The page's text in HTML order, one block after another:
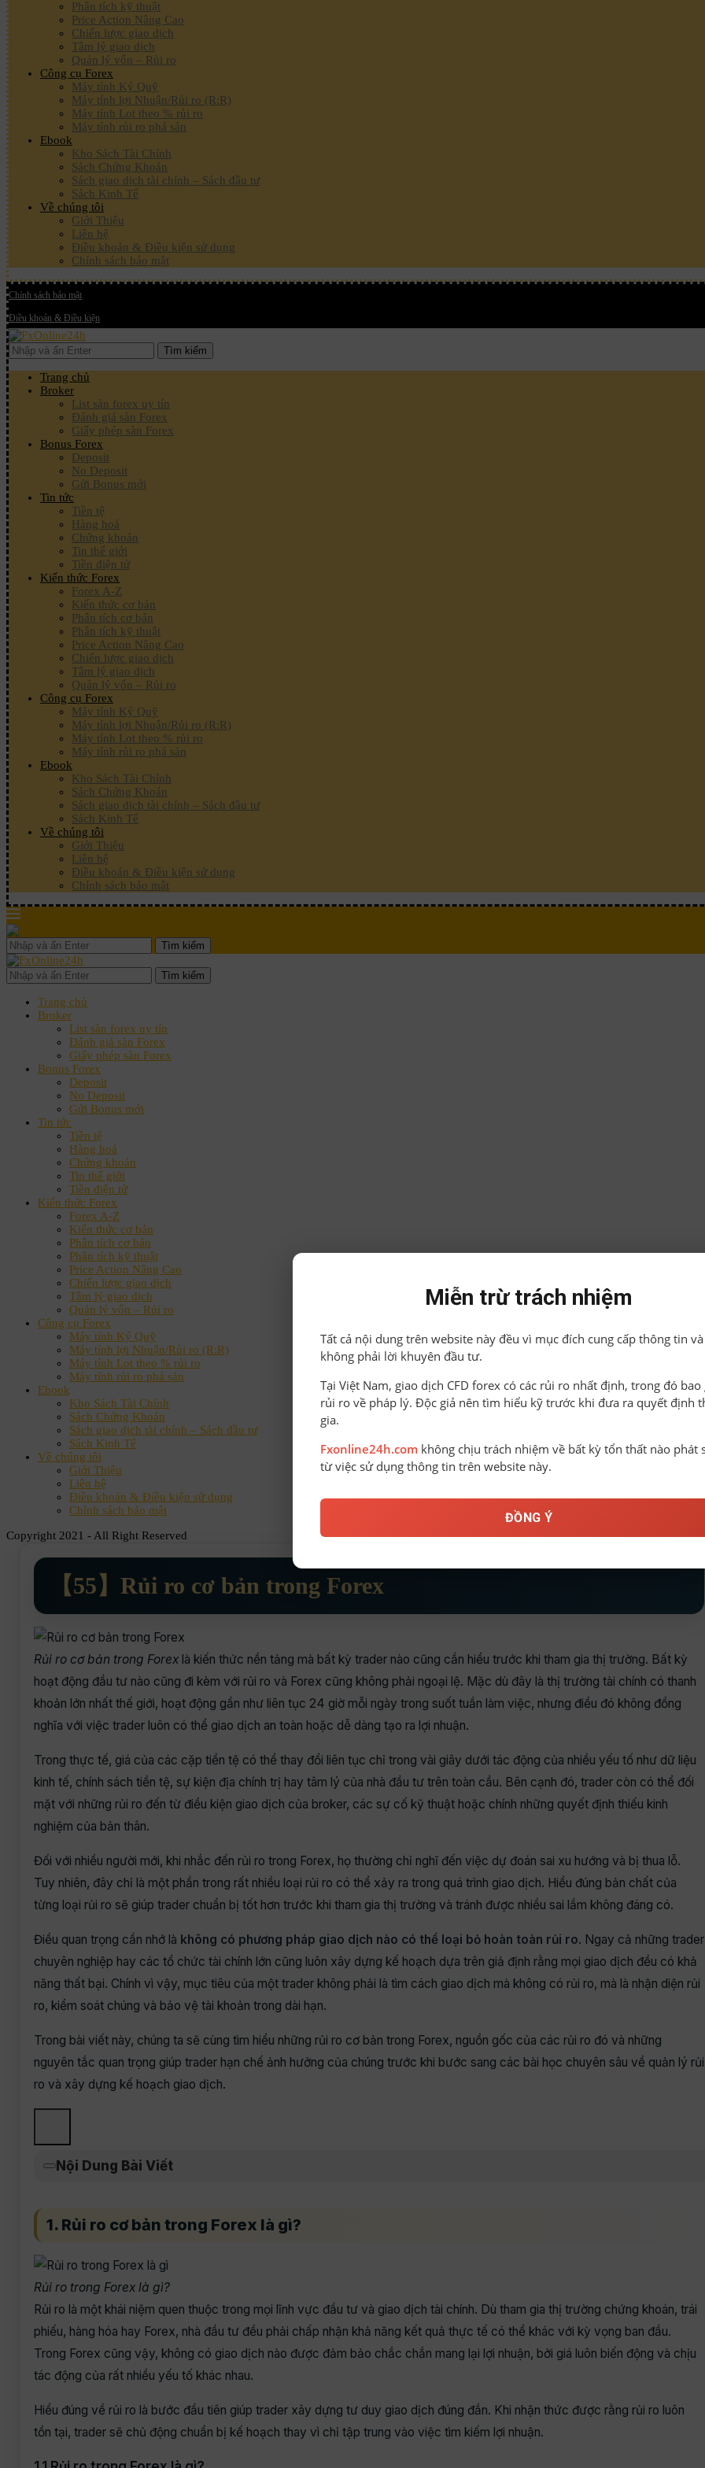
Phân tích kỹ thuật
Price Action Nâng Cao
Chiến lược giao dịch
Tâm lý giao dịch
Quản lý vốn – Rủi ro
Công cụ Forex
Máy tính Ký Quỹ
Máy tính lợi Nhuận/Rủi ro (R:R)
Máy tính Lot theo % rủi ro
Máy tính rủi ro phá sản
Ebook
Kho Sách Tài Chính
Sách Chứng Khoán
Sách giao dịch tài chính – Sách đầu tư
Sách Kinh Tế
Về chúng tôi
Giới Thiệu
Liên hệ
Điều khoản & Điều kiện sử dụng
Chính sách bảo mật
Chính sách bảo mật
Điều khoản & Điều kiện
Tìm kiếm
Trang chủ
Broker
List sàn forex uy tín
Đánh giá sàn Forex
Giấy phép sàn Forex
Bonus Forex
Deposit
No Deposit
Gửi Bonus mới
Tin tức
Tiền tệ
Hàng hoá
Chứng khoán
Tin thế giới
Tiền điện tử
Kiến thức Forex
Forex A-Z
Kiến thức cơ bản
Phân tích cơ bản
Phân tích kỹ thuật
Price Action Nâng Cao
Chiến lược giao dịch
Tâm lý giao dịch
Quản lý vốn – Rủi ro
Công cụ Forex
Máy tính Ký Quỹ
Máy tính lợi Nhuận/Rủi ro (R:R)
Máy tính Lot theo % rủi ro
Máy tính rủi ro phá sản
Ebook
Kho Sách Tài Chính
Sách Chứng Khoán
Sách giao dịch tài chính – Sách đầu tư
Sách Kinh Tế
Về chúng tôi
Giới Thiệu
Liên hệ
Điều khoản & Điều kiện sử dụng
Chính sách bảo mật
Tìm kiếm
Tìm kiếm
Trang chủ
Broker
List sàn forex uy tín
Đánh giá sàn Forex
Giấy phép sàn Forex
Bonus Forex
Deposit
No Deposit
Gửi Bonus mới
Tin tức
Tiền tệ
Hàng hoá
Chứng khoán
Tin thế giới
Tiền điện tử
Kiến thức Forex
Forex A-Z
Kiến thức cơ bản
Phân tích cơ bản
Phân tích kỹ thuật
Price Action Nâng Cao
Chiến lược giao dịch
Tâm lý giao dịch
Quản lý vốn – Rủi ro
Công cụ Forex
Máy tính Ký Quỹ
Máy tính lợi Nhuận/Rủi ro (R:R)
Máy tính Lot theo % rủi ro
Máy tính rủi ro phá sản
Ebook
Kho Sách Tài Chính
Sách Chứng Khoán
Sách giao dịch tài chính – Sách đầu tư
Sách Kinh Tế
Về chúng tôi
Giới Thiệu
Liên hệ
Điều khoản & Điều kiện sử dụng
Chính sách bảo mật
Copyright 2021 - All Right Reserved
【55】Rủi ro cơ bản trong Forex
Rủi ro cơ bản trong Forex là kiến thức nền tảng mà bất kỳ trader nào cũng cần hiểu trước khi tham gia thị trường. Bất kỳ
hoạt động đầu tư nào cũng đi kèm với rủi ro và Forex cũng không phải ngoại lệ. Mặc dù đây là thị trường tài chính có thanh
khoản lớn nhất thế giới, hoạt động gần như liên tục 24 giờ mỗi ngày trong suốt tuần làm việc, nhưng điều đó không đồng
nghĩa với việc trader luôn có thể giao dịch an toàn hoặc dễ dàng tạo ra lợi nhuận.
Trong thực tế, giá của các cặp tiền tệ có thể thay đổi liên tục chỉ trong vài giây dưới tác động của nhiều yếu tố như dữ liệu
kinh tế, chính sách tiền tệ, sự kiện địa chính trị hay tâm lý của nhà đầu tư trên toàn cầu. Bên cạnh đó, trader còn có thể đối
mặt với những rủi ro đến từ điều kiện giao dịch của broker, các sự cố kỹ thuật hoặc chính những quyết định thiếu kinh
nghiệm của bản thân.
Đối với nhiều người mới, khi nhắc đến rủi ro trong Forex, họ thường chỉ nghĩ đến việc dự đoán sai xu hướng và bị thua lỗ.
Tuy nhiên, đây chỉ là một phần trong rất nhiều loại rủi ro có thể xảy ra trong quá trình giao dịch. Hiểu đúng bản chất của
từng loại rủi ro sẽ giúp trader chuẩn bị tốt hơn trước khi tham gia thị trường và tránh được nhiều sai lầm không đáng có.
Điều quan trọng cần nhớ là không có phương pháp giao dịch nào có thể loại bỏ hoàn toàn rủi ro. Ngay cả những trader
chuyên nghiệp hay các tổ chức tài chính lớn cũng luôn xây dựng kế hoạch dựa trên giả định rằng mọi giao dịch đều có khả
năng thất bại. Chính vì vậy, mục tiêu của một trader không phải là tìm cách giao dịch mà không có rủi ro, mà là nhận diện rủi
ro, kiểm soát chúng và bảo vệ tài khoản trong dài hạn.
Trong bài viết này, chúng ta sẽ cùng tìm hiểu những rủi ro cơ bản trong Forex, nguồn gốc của các rủi ro đó và những
nguyên tắc quan trọng giúp trader hạn chế ảnh hưởng của chúng trước khi bước sang các bài học chuyên sâu về quản lý rủi
ro và xây dựng kế hoạch giao dịch.
Nội Dung Bài Viết
1. Rủi ro cơ bản trong Forex là gì?
Rủi ro trong Forex là gì?
Rủi ro là một khái niệm quen thuộc trong mọi lĩnh vực đầu tư và giao dịch tài chính. Dù tham gia thị trường chứng khoán, trái
phiếu, hàng hóa hay Forex, nhà đầu tư đều phải chấp nhận khả năng kết quả thực tế có thể khác với kỳ vọng ban đầu.
Trong Forex cũng vậy, không có giao dịch nào được đảm bảo chắc chắn mang lại lợi nhuận, bởi giá luôn biến động và chịu
tác động của rất nhiều yếu tố khác nhau.
Hiểu đúng về rủi ro là bước đầu tiên giúp trader xây dựng tư duy giao dịch đúng đắn. Khi nhận thức được rằng rủi ro luôn
tồn tại, trader sẽ chủ động chuẩn bị kế hoạch thay vì chỉ tập trung vào việc tìm kiếm lợi nhuận.
Miễn trừ trách nhiệm
Tất cả nội dung trên website này đều vì mục đích cung cấp thông tin và
không phải lời khuyên đầu tư.
Tại Việt Nam, giao dịch CFD forex có các rủi ro nhất định, trong đó bao
rủi ro về pháp lý. Độc giả nên tìm hiểu kỹ trước khi đưa ra quyết định
gia.
Fxonline24h.com không chịu trách nhiệm về bất kỳ tổn thất nào phát
từ việc sử dụng thông tin trên website này.
ĐỒNG Ý